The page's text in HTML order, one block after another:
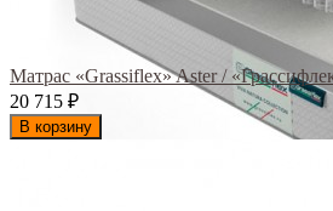
Матрас «Grassiflex» Aster /
20 715 ₽
В корзину